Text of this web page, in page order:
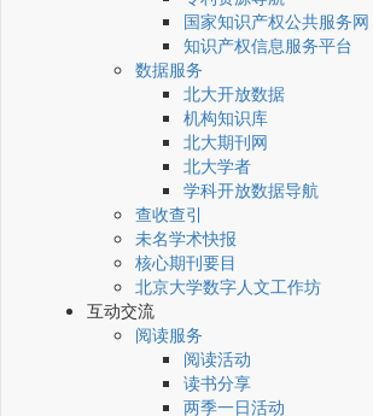
国家知识产权公共服务网
知识产权信息服务平台
数据服务
北大开放数据
机构知识库
北大期刊网
北大学者
学科开放数据导航
查收查引
未名学术快报
核心期刊要目
北京大学数字人文工作坊
互动交流
阅读服务
阅读活动
读书分享
两季一日活动